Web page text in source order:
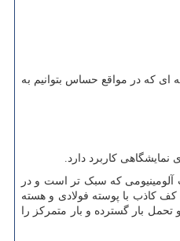
ای که در مواقع حساس بتوانیم به
کاربرد دارد.
آلومینیومی که سبک تر است و در
کاذب با پوسته فولادی و هسته
بار گسترده و بار متمرکز را